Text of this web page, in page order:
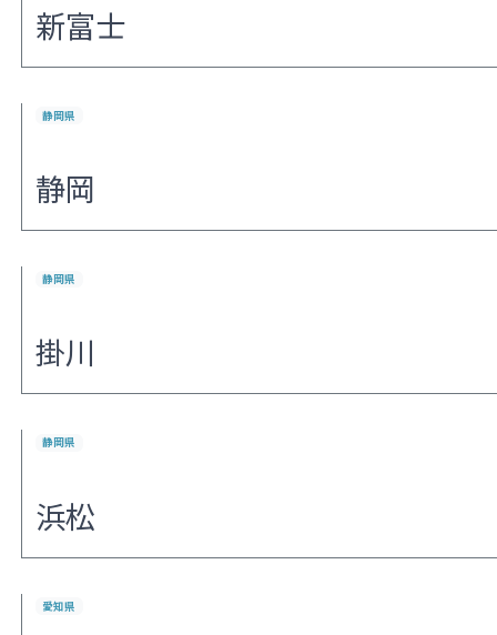
新富士
静岡県
静岡
静岡県
掛川
静岡県
浜松
愛知県